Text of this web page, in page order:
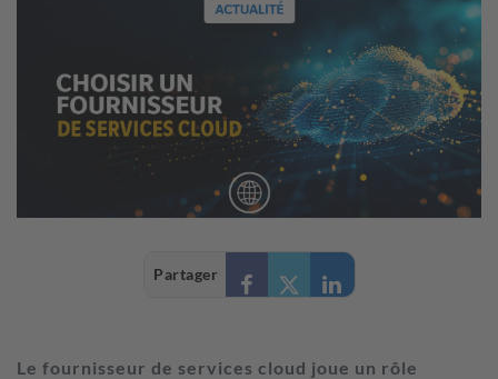
Partager
Le fournisseur de services cloud joue un rôle